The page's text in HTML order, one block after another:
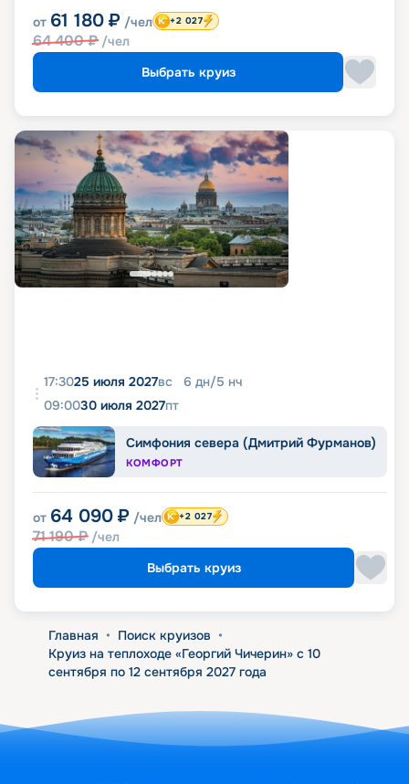
от 61 180 ₽ /чел
64 400₽ /чел
+2 027
Выбрать круиз
17:3025 июля 2027вс 6 дн/5 нч
09:0030 июля 2027пт
Симфония севера (Дмитрий Фурманов)
КОМФОРТ
от 64 090 ₽ /чел
71 190₽ /чел
+2 027
Выбрать круиз
Главная • Поиск круизов •
Круиз на теплоходе «Георгий Чичерин» с 10
сентября по 12 сентября 2027 года